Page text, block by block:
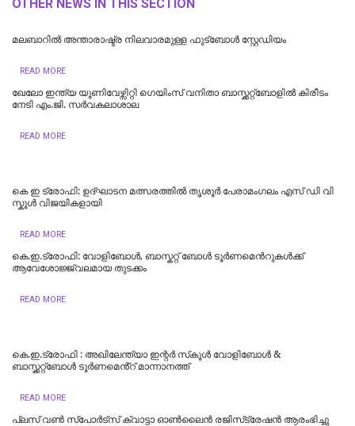
OTHER NEWS IN THIS SECTION
മലബാറിൽ അന്താരാഷ്ട്ര നിലവാരമുള്ള ഫുട്ബോൾ സ്റ്റേഡിയം
READ MORE
ഖേലോ ഇന്ത്യ യൂണിവേഴ്സിറ്റി ഗെയിംസ് വനിതാ ബാസ്ക്കറ്റ്ബോളില്‍ കിരീടം
നേടി എം.ജി. സര്‍വകലാശാല
READ MORE
കെ ഇ ട്രോഫി: ഉദ്ഘാടന മത്സരത്തിൽ തൃശൂർ പേരാമംഗലം എസ് ഡി വി
സ്കൂൾ വിജയികളായി
READ MORE
കെ.ഇ.ട്രോഫി: വോളിബോൾ, ബാസ്കറ്റ് ബോൾ ടൂർണമെന്‍റുകള്‍ക്ക്
ആവേശോജ്ജ്വലമായ തുടക്കം
READ MORE
കെ.ഇ.ട്രോഫി : അഖിലേന്ത്യാ ഇന്റർ സ്‌കൂൾ വോളിബോൾ &
ബാസ്ക്കറ്റ്ബോൾ ടൂർണമെൻ്റ് മാന്നാനത്ത്
READ MORE
പ്ലസ് വണ്‍ സ്‌പോര്‍ട്സ് ക്വാട്ടാ ഓണ്‍ലൈന്‍ രജിസ്‌ട്രേഷന്‍ ആരംഭിച്ചു